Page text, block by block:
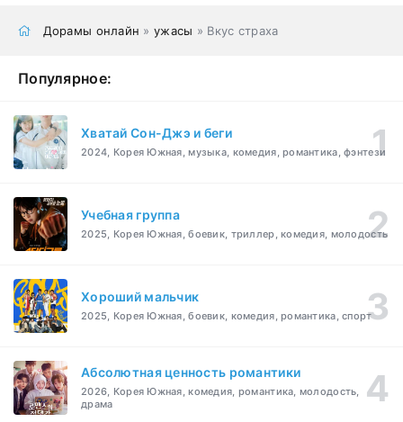
Дорамы онлайн »ужасы » Вкус страха
Популярное:
Хватай Сон-Джэ и беги
2024, Корея Южная, музыка, комедия, романтика, фэнтези
Учебная группа
2025, Корея Южная, боевик, триллер, комедия, молодость
Хороший мальчик
2025, Корея Южная, боевик, комедия, романтика, спорт
Абсолютная ценность романтики
2026, Корея Южная, комедия, романтика, молодость,
драма